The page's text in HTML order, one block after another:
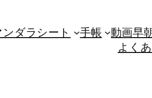
ンダラシート 手帳 動画早
よく